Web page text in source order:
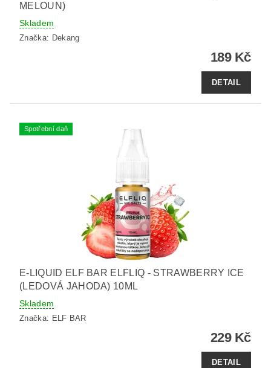
MELOUN)
Skladem
Značka: Dekang
189 Kč
DETAIL
Spotřební daň
E-LIQUID ELF BAR ELFLIQ - STRAWBERRY ICE
(LEDOVÁ JAHODA) 10ML
Skladem
Značka: ELF BAR
229 Kč
DETAIL